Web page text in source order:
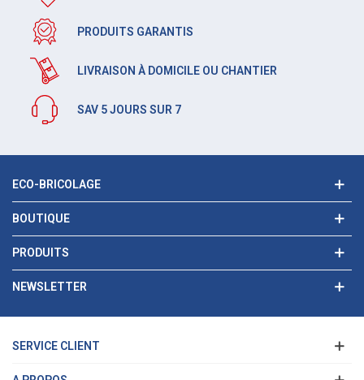
PRODUITS GARANTIS
LIVRAISON À DOMICILE OU CHANTIER
SAV 5 JOURS SUR 7
ECO-BRICOLAGE
BOUTIQUE
PRODUITS
NEWSLETTER
SERVICE CLIENT